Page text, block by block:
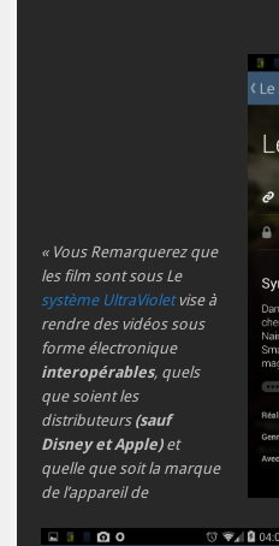
« Vous Remarquerez que
les film sont sous Le
système UltraVioletvise à
rendre des vidéos sous
forme électronique
interopérables, quels
que soient les
distributeurs (sauf
Disney et Apple)et
quelle que soit la marque
de l’appareil de